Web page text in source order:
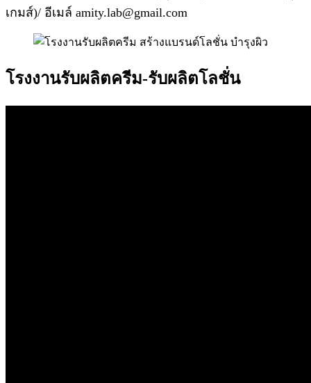
เกมส์)/ อีเมล์ amity.lab@gmail.com
โรงงานรับผลิตครีม-รับผลิตโลชั่น